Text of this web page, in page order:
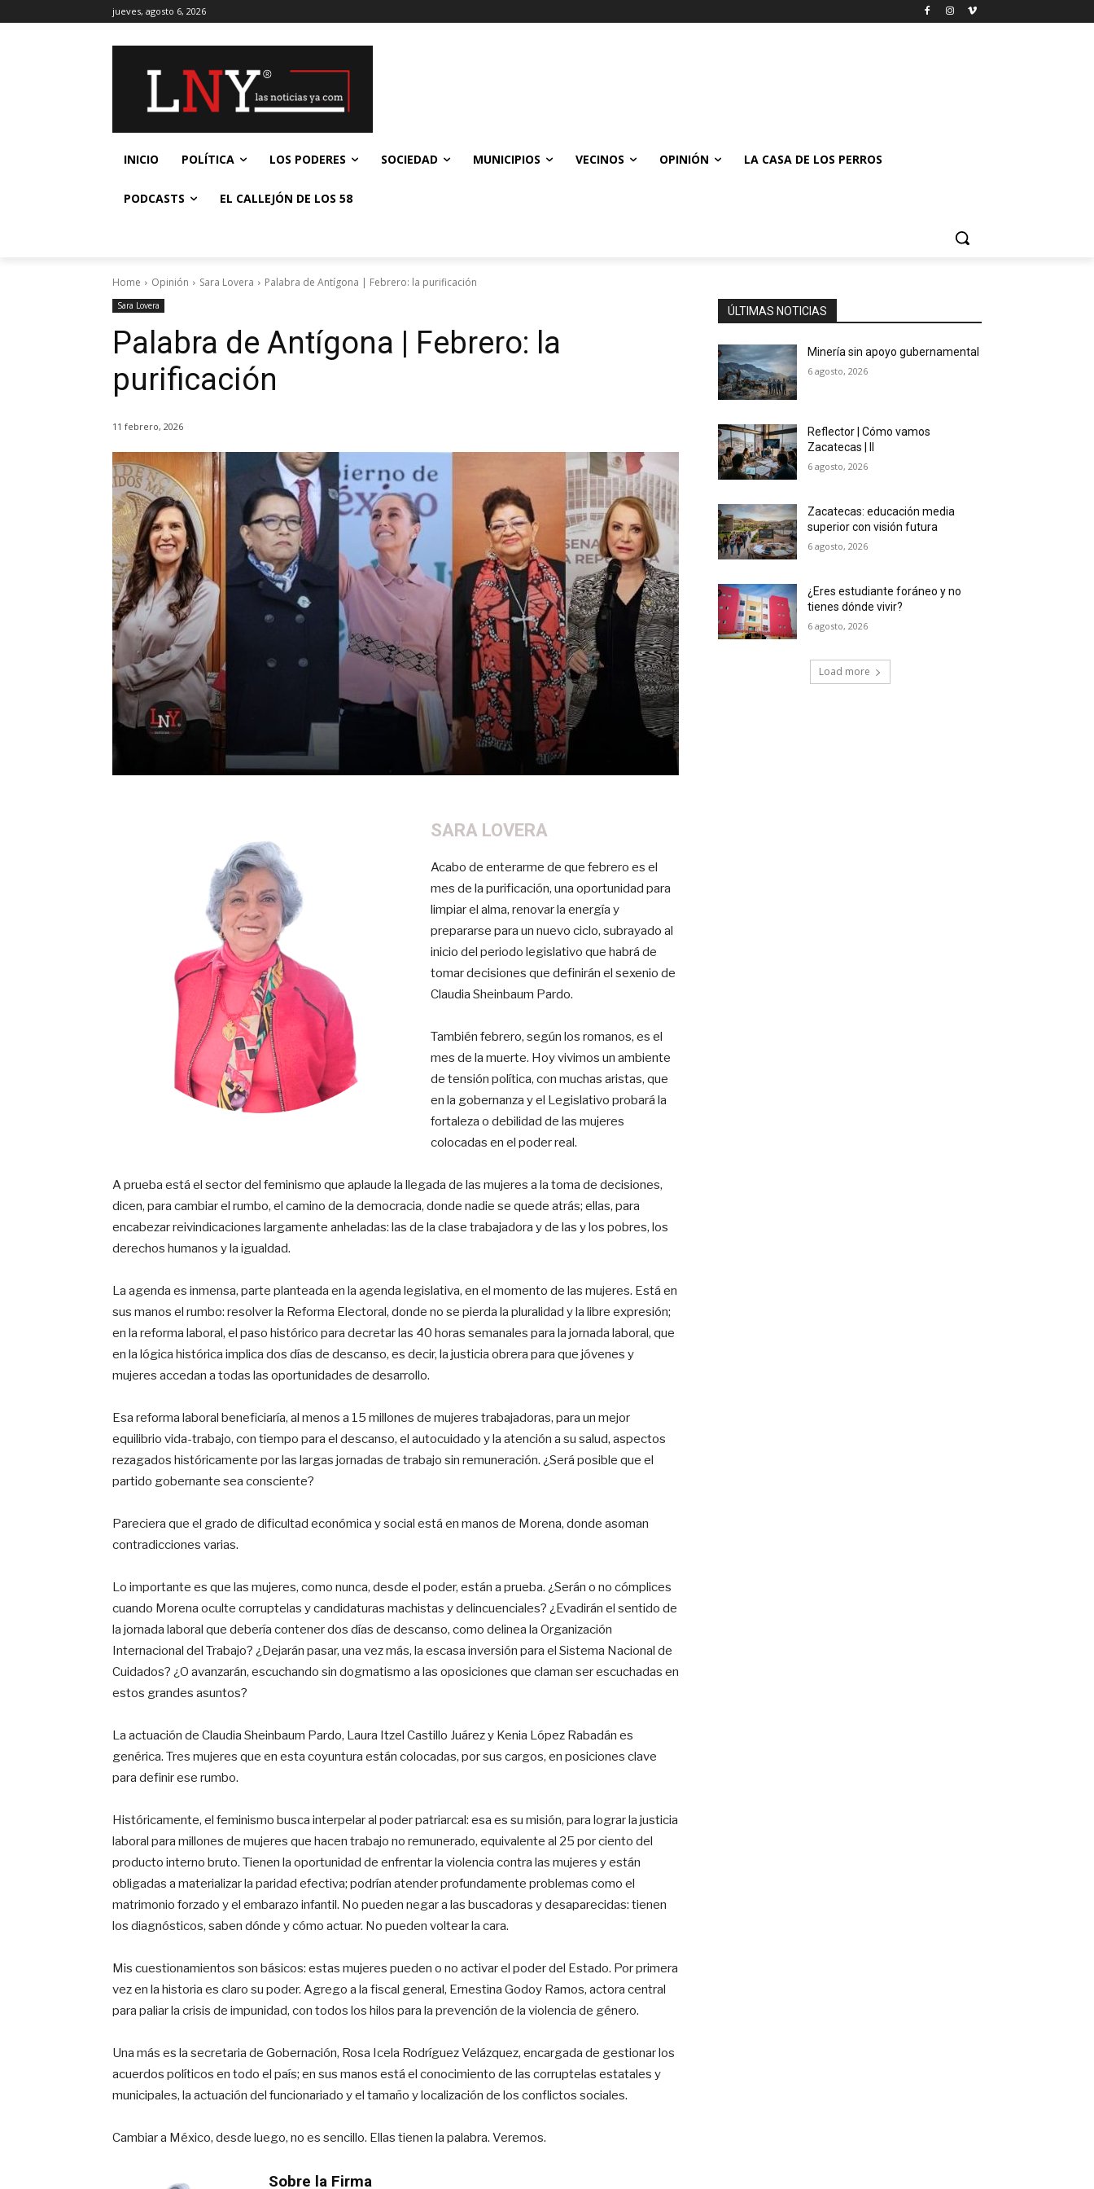
jueves, agosto 6, 2026
INICIO POLÍTICA LOS PODERES SOCIEDAD MUNICIPIOS VECINOS OPINIÓN LA CASA DE LOS PERROS
PODCASTS EL CALLEJÓN DE LOS 58
Home Opinión Sara Lovera Palabra de Antígona | Febrero: la purificación
Sara Lovera
Palabra de Antígona | Febrero: la
purificación
11 febrero, 2026
SARA LOVERA
Acabo de enterarme de que febrero es el
mes de la purificación, una oportunidad para
limpiar el alma, renovar la energía y
prepararse para un nuevo ciclo, subrayado al
inicio del periodo legislativo que habrá de
tomar decisiones que definirán el sexenio de
Claudia Sheinbaum Pardo.
También febrero, según los romanos, es el
mes de la muerte. Hoy vivimos un ambiente
de tensión política, con muchas aristas, que
en la gobernanza y el Legislativo probará la
fortaleza o debilidad de las mujeres
colocadas en el poder real.
A prueba está el sector del feminismo que aplaude la llegada de las mujeres a la toma de decisiones,
dicen, para cambiar el rumbo, el camino de la democracia, donde nadie se quede atrás; ellas, para
encabezar reivindicaciones largamente anheladas: las de la clase trabajadora y de las y los pobres, los
derechos humanos y la igualdad.
La agenda es inmensa, parte planteada en la agenda legislativa, en el momento de las mujeres. Está en
sus manos el rumbo: resolver la Reforma Electoral, donde no se pierda la pluralidad y la libre expresión;
en la reforma laboral, el paso histórico para decretar las 40 horas semanales para la jornada laboral, que
en la lógica histórica implica dos días de descanso, es decir, la justicia obrera para que jóvenes y
mujeres accedan a todas las oportunidades de desarrollo.
Esa reforma laboral beneficiaría, al menos a 15 millones de mujeres trabajadoras, para un mejor
equilibrio vida-trabajo, con tiempo para el descanso, el autocuidado y la atención a su salud, aspectos
rezagados históricamente por las largas jornadas de trabajo sin remuneración. ¿Será posible que el
partido gobernante sea consciente?
Pareciera que el grado de dificultad económica y social está en manos de Morena, donde asoman
contradicciones varias.
Lo importante es que las mujeres, como nunca, desde el poder, están a prueba. ¿Serán o no cómplices
cuando Morena oculte corruptelas y candidaturas machistas y delincuenciales? ¿Evadirán el sentido de
la jornada laboral que debería contener dos días de descanso, como delinea la Organización
Internacional del Trabajo? ¿Dejarán pasar, una vez más, la escasa inversión para el Sistema Nacional de
Cuidados? ¿O avanzarán, escuchando sin dogmatismo a las oposiciones que claman ser escuchadas en
estos grandes asuntos?
La actuación de Claudia Sheinbaum Pardo, Laura Itzel Castillo Juárez y Kenia López Rabadán es
genérica. Tres mujeres que en esta coyuntura están colocadas, por sus cargos, en posiciones clave
para definir ese rumbo.
Históricamente, el feminismo busca interpelar al poder patriarcal: esa es su misión, para lograr la justicia
laboral para millones de mujeres que hacen trabajo no remunerado, equivalente al 25 por ciento del
producto interno bruto. Tienen la oportunidad de enfrentar la violencia contra las mujeres y están
obligadas a materializar la paridad efectiva; podrían atender profundamente problemas como el
matrimonio forzado y el embarazo infantil. No pueden negar a las buscadoras y desaparecidas: tienen
los diagnósticos, saben dónde y cómo actuar. No pueden voltear la cara.
Mis cuestionamientos son básicos: estas mujeres pueden o no activar el poder del Estado. Por primera
vez en la historia es claro su poder. Agrego a la fiscal general, Ernestina Godoy Ramos, actora central
para paliar la crisis de impunidad, con todos los hilos para la prevención de la violencia de género.
Una más es la secretaria de Gobernación, Rosa Icela Rodríguez Velázquez, encargada de gestionar los
acuerdos políticos en todo el país; en sus manos está el conocimiento de las corruptelas estatales y
municipales, la actuación del funcionariado y el tamaño y localización de los conflictos sociales.
Cambiar a México, desde luego, no es sencillo. Ellas tienen la palabra. Veremos.
Sobre la Firma
ÚLTIMAS NOTICIAS
Minería sin apoyo gubernamental
6 agosto, 2026
Reflector | Cómo vamos
Zacatecas | II
6 agosto, 2026
Zacatecas: educación media
superior con visión futura
6 agosto, 2026
¿Eres estudiante foráneo y no
tienes dónde vivir?
6 agosto, 2026
Load more